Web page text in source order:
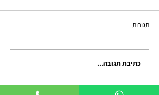
אימון אישי מנטלי לגברים:
פריצת דרך בקריירה, בזוגיות
ובהורות
תגובות
כתיבת תגובה...